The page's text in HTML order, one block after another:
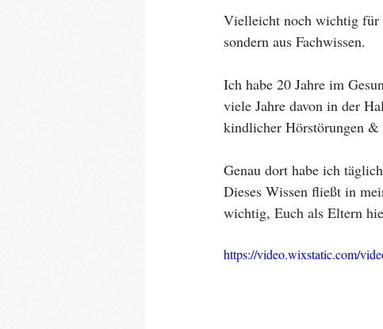
Vielleicht noch wichtig für
sondern aus Fachwissen.
Ich habe 20 Jahre im
viele Jahre davon in der
kindlicher Hörstörungen
Genau dort habe ich
Dieses Wissen fließt in
wichtig, Euch als Eltern
https://video.wixstatic.com/